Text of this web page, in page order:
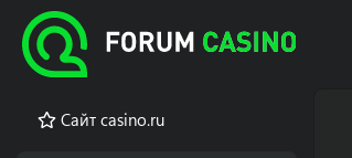
Cайт casino.ru